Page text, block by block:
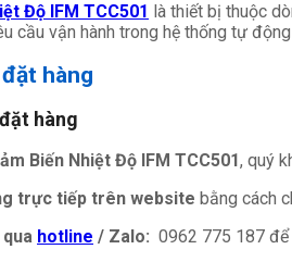
Độ IFM TCC501 là thiết bị thuộc
cầu vận hành trong hệ thống tự
hàng
hàng
Biến Nhiệt Độ IFM TCC501, quý
trực tiếp trên website bằng cách
hotline / Zalo: 0962 775 187